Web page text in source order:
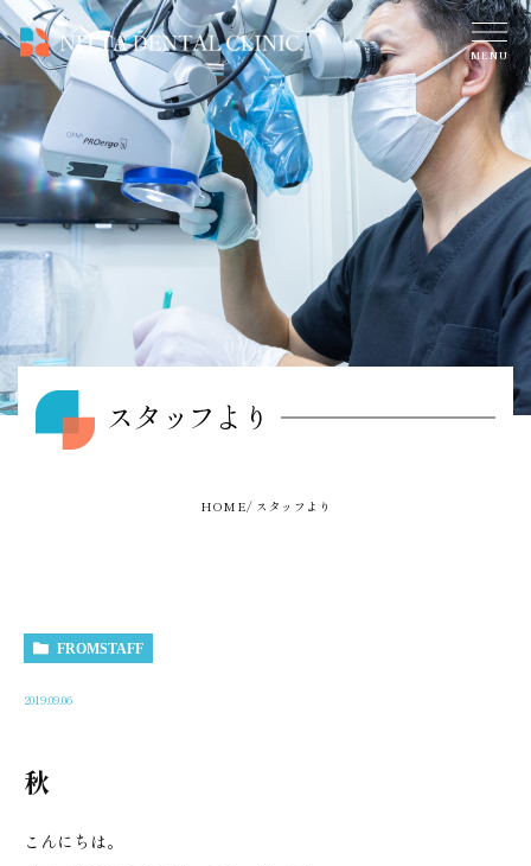
スタッフより
HOME スタッフより
FROMSTAFF
2019.09.06
秋
こんにちは。